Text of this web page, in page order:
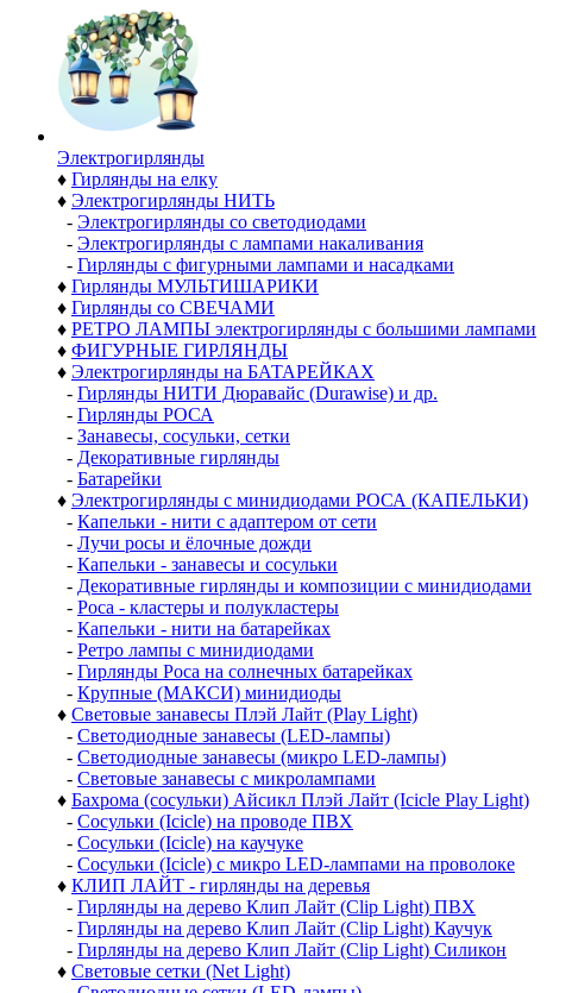
Электро­гирлянды
♦ Гирлянды на елку
♦ Электрогирлянды НИТЬ
- Электрогирлянды со светодиодами
- Электрогирлянды с лампами накаливания
- Гирлянды с фигурными лампами и насадками
♦ Гирлянды МУЛЬТИШАРИКИ
♦ Гирлянды со СВЕЧАМИ
♦ РЕТРО ЛАМПЫ электрогирлянды с большими лампами
♦ ФИГУРНЫЕ ГИРЛЯНДЫ
♦ Электрогирлянды на БАТАРЕЙКАХ
- Гирлянды НИТИ Дюравайс (Durawise) и др.
- Гирлянды РОСА
- Занавесы, сосульки, сетки
- Декоративные гирлянды
- Батарейки
♦ Электрогирлянды с минидиодами РОСА (КАПЕЛЬКИ)
- Капельки - нити с адаптером от сети
- Лучи росы и ёлочные дожди
- Капельки - занавесы и сосульки
- Декоративные гирлянды и композиции с минидиодами
- Роса - кластеры и полукластеры
- Капельки - нити на батарейках
- Ретро лампы с минидиодами
- Гирлянды Роса на солнечных батарейках
- Крупные (МАКСИ) минидиоды
♦ Световые занавесы Плэй Лайт (Play Light)
- Светодиодные занавесы (LED-лампы)
- Светодиодные занавесы (микро LED-лампы)
- Световые занавесы с микролампами
♦ Бахрома (сосульки) Айсикл Плэй Лайт (Icicle Play Light)
- Сосульки (Icicle) на проводе ПВХ
- Сосульки (Icicle) на каучуке
- Сосульки (Icicle) с микро LED-лампами на проволоке
♦ КЛИП ЛАЙТ - гирлянды на деревья
- Гирлянды на дерево Клип Лайт (Clip Light) ПВХ
- Гирлянды на дерево Клип Лайт (Clip Light) Каучук
- Гирлянды на дерево Клип Лайт (Clip Light) Силикон
♦ Световые сетки (Net Light)